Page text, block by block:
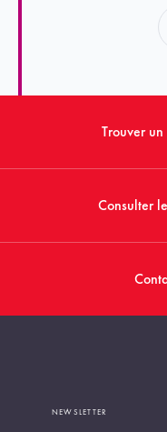
Trouver
Consulter
NEWSLETTER